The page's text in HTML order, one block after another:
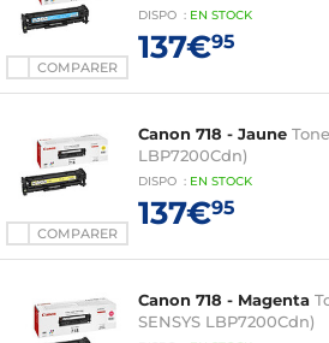
COMPARER
DISPO : EN STOCK
137€95
COMPARER
Canon 718 - Jaune
LBP7200Cdn)
DISPO : EN STOCK
137€95
Canon 718 - Magenta
SENSYS LBP7200Cdn)